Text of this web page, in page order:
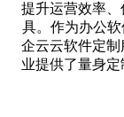
提升运营效率
具。作为办公软
企云云软件定
业提供了量身